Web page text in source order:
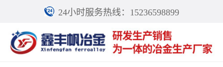
24小时服务热线：15236598899